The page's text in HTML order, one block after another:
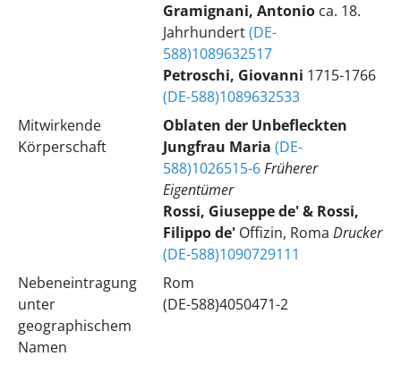
Gramignani, Antonioca. 18.
Jahrhundert(DE-
588)1089632517
Petroschi, Giovanni 1715-1766
(DE-588)1089632533
Mitwirkende
Körperschaft
Oblaten der Unbefleckten
Jungfrau Maria (DE-
588)1026515-6Früherer
Eigentümer
Rossi, Giuseppe de' & Rossi,
Filippo de'Offizin, Roma Drucker
(DE-588)1090729111
Nebeneintragung
unter
geographischem
Namen
Rom
(DE-588)4050471-2